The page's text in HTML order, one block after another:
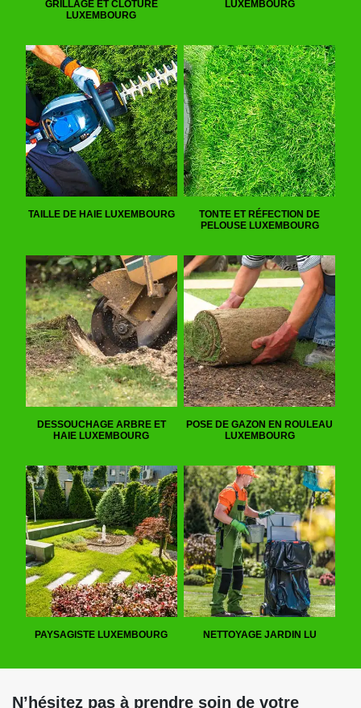
GRILLAGE ET CLÔTURE
LUXEMBOURG
LUXEMBOURG
TAILLE DE HAIE LUXEMBOURG
TONTE ET RÉFECTION DE
PELOUSE LUXEMBOURG
DESSOUCHAGE ARBRE ET
HAIE LUXEMBOURG
POSE DE GAZON EN ROULEAU
LUXEMBOURG
PAYSAGISTE LUXEMBOURG NETTOYAGE JARDIN LU
N’hésitez pas à prendre soin de votre